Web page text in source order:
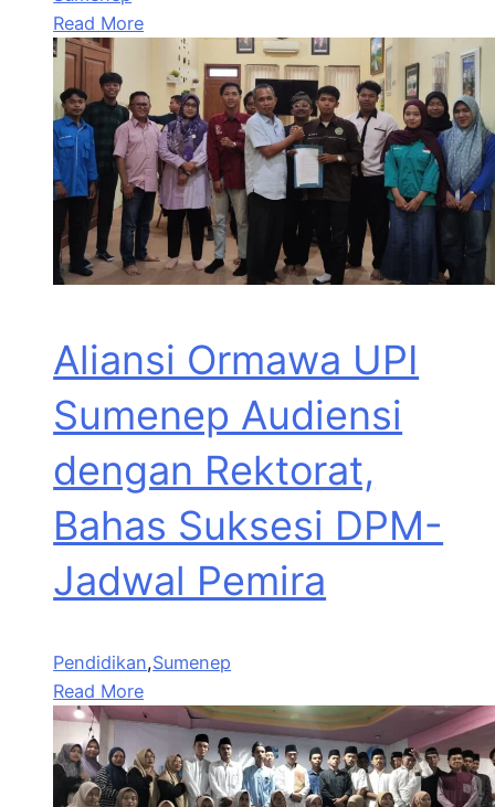
Read More
Aliansi Ormawa UPI
Sumenep Audiensi
dengan Rektorat,
Bahas Suksesi DPM-
Jadwal Pemira
Pendidikan,Sumenep
Read More